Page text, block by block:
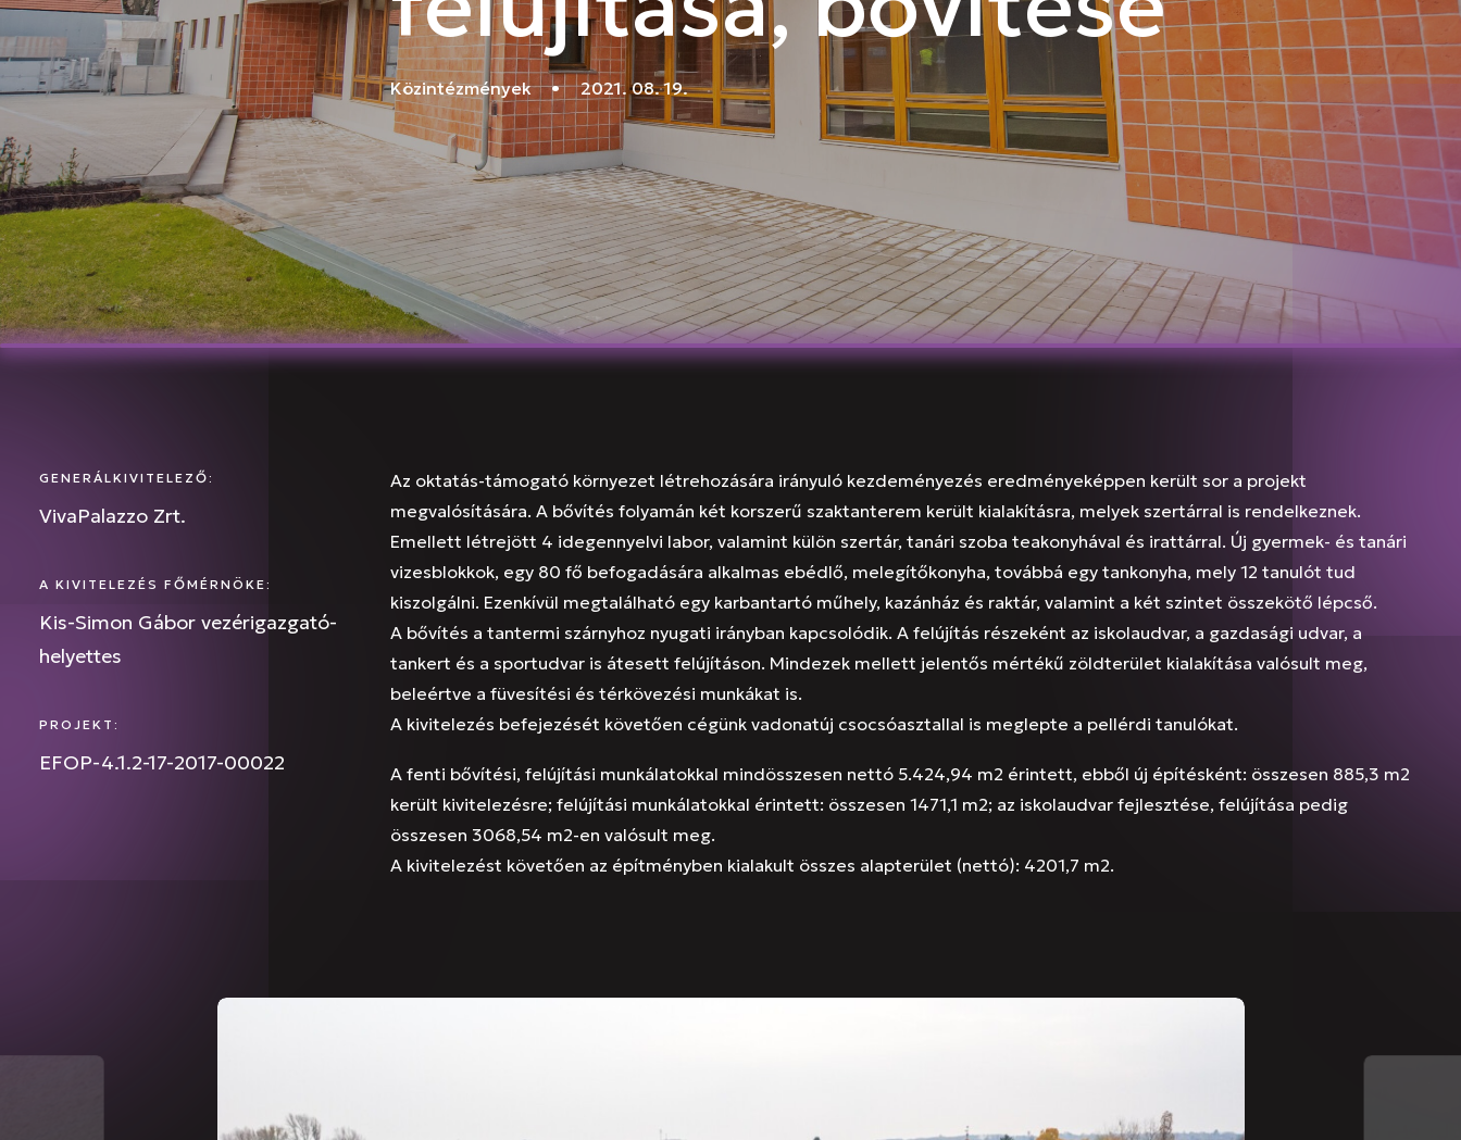
Közintézmények • 2021. 08. 19.
GENERÁLKIVITELEZŐ:
VivaPalazzo Zrt.
A KIVITELEZÉS FŐMÉRNÖKE:
Kis-Simon Gábor vezérigazgató-
helyettes
PROJEKT:
EFOP-4.1.2-17-2017-00022
Az oktatás-támogató környezet létrehozására irányuló kezdeményezés eredményeképpen került sor a projekt
megvalósítására. A bővítés folyamán két korszerű szaktanterem került kialakításra, melyek szertárral is rendelkeznek.
Emellett létrejött 4 idegennyelvi labor, valamint külön szertár, tanári szoba teakonyhával és irattárral. Új gyermek- és tanári
vizesblokkok, egy 80 fő befogadására alkalmas ebédlő, melegítőkonyha, továbbá egy tankonyha, mely 12 tanulót tud
kiszolgálni. Ezenkívül megtalálható egy karbantartó műhely, kazánház és raktár, valamint a két szintet összekötő lépcső.
A bővítés a tantermi szárnyhoz nyugati irányban kapcsolódik. A felújítás részeként az iskolaudvar, a gazdasági udvar, a
tankert és a sportudvar is átesett felújításon. Mindezek mellett jelentős mértékű zöldterület kialakítása valósult meg,
beleértve a füvesítési és térkövezési munkákat is.
A kivitelezés befejezését követően cégünk vadonatúj csocsóasztallal is meglepte a pellérdi tanulókat.
A fenti bővítési, felújítási munkálatokkal mindösszesen nettó 5.424,94 m2 érintett, ebből új építésként: összesen 885,3 m2
került kivitelezésre; felújítási munkálatokkal érintett: összesen 1471,1 m2; az iskolaudvar fejlesztése, felújítása pedig
összesen 3068,54 m2-en valósult meg.
A kivitelezést követően az építményben kialakult összes alapterület (nettó): 4201,7 m2.